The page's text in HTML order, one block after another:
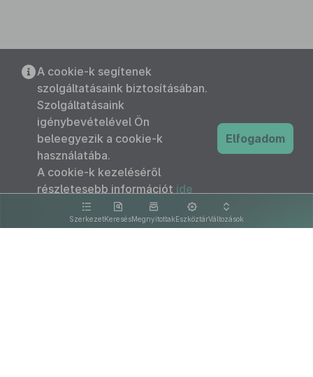
SzerkezetKeresésMegnyitottakEszköztárVáltozások
A cookie-k segítenek
szolgáltatásaink biztosításában.
Szolgáltatásaink
igénybevételével Ön
beleegyezik a cookie-k
használatába.
A cookie-k kezeléséről
részletesebb információt ide
kattintva olvashat.
Elfogadom